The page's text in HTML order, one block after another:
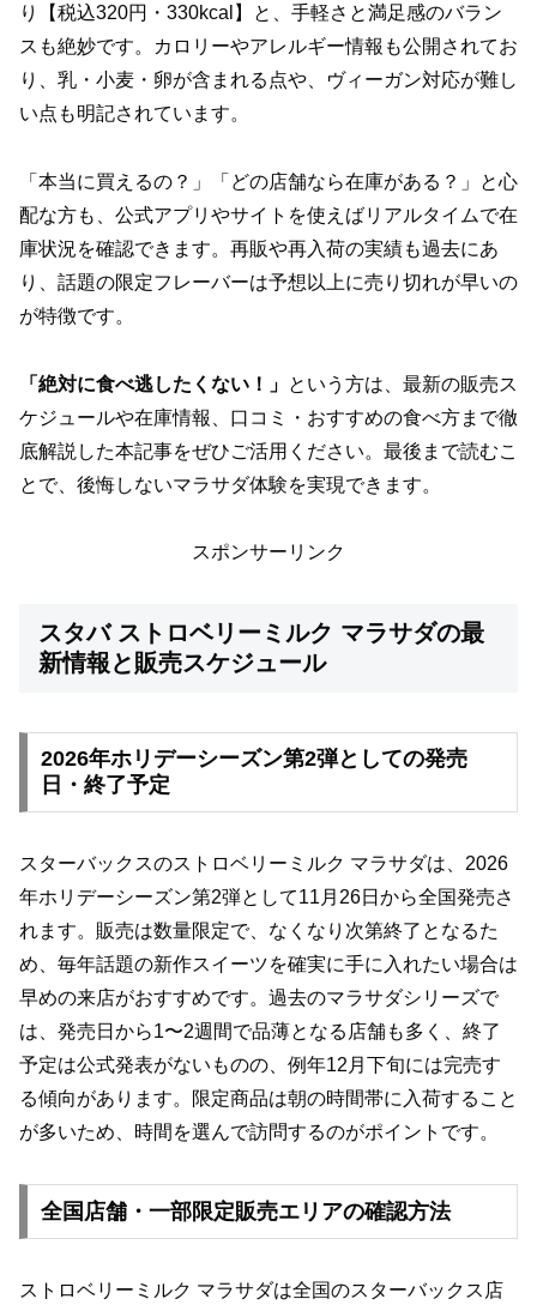
り【税込320円・330kcal】と、手軽さと満足感のバラン
スも絶妙です。カロリーやアレルギー情報も公開されてお
り、乳・小麦・卵が含まれる点や、ヴィーガン対応が難し
い点も明記されています。
「本当に買えるの？」「どの店舗なら在庫がある？」と心
配な方も、公式アプリやサイトを使えばリアルタイムで在
庫状況を確認できます。再販や再入荷の実績も過去にあ
り、話題の限定フレーバーは予想以上に売り切れが早いの
が特徴です。
「絶対に食べ逃したくない！」 という方は、最新の販売ス
ケジュールや在庫情報、口コミ・おすすめの食べ方まで徹
底解説した本記事をぜひご活用ください。最後まで読むこ
とで、後悔しないマラサダ体験を実現できます。
スポンサーリンク
スタバ ストロベリーミルク マラサダの最
新情報と販売スケジュール
2026年ホリデーシーズン第2弾としての発売
日・終了予定
スターバックスのストロベリーミルク マラサダは、2026
年ホリデーシーズン第2弾として11月26日から全国発売さ
れます。販売は数量限定で、なくなり次第終了となるた
め、毎年話題の新作スイーツを確実に手に入れたい場合は
早めの来店がおすすめです。過去のマラサダシリーズで
は、発売日から1〜2週間で品薄となる店舗も多く、終了
予定は公式発表がないものの、例年12月下旬には完売す
る傾向があります。限定商品は朝の時間帯に入荷すること
が多いため、時間を選んで訪問するのがポイントです。
全国店舗・一部限定販売エリアの確認方法
ストロベリーミルク マラサダは全国のスターバックス店